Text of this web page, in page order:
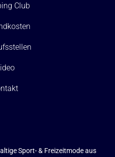
Club
Sport- & Freizeitmode aus